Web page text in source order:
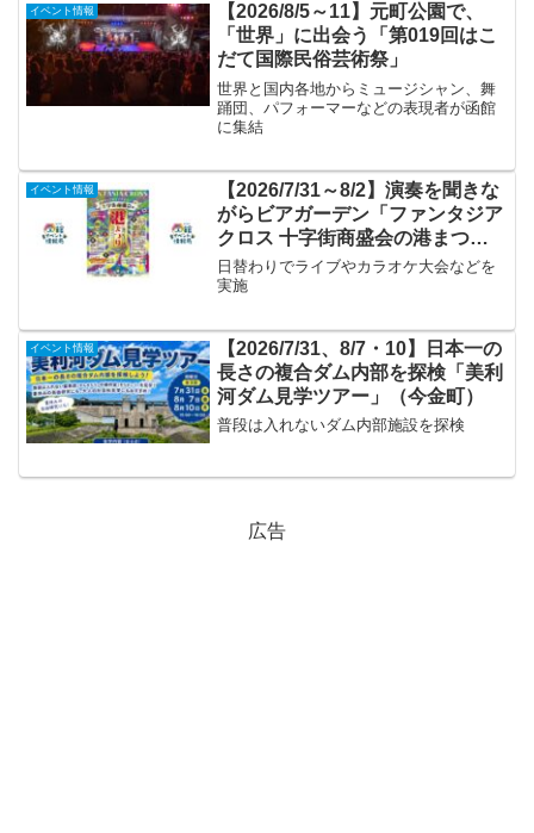
イベント情報
【2026/8/5～11】元町公園で、
「世界」に出会う「第019回はこ
だて国際民俗芸術祭」
世界と国内各地からミュージシャン、舞
踊団、パフォーマーなどの表現者が函館
に集結
イベント情報
【2026/7/31～8/2】演奏を聞きな
がらビアガーデン「ファンタジア
クロス 十字街商盛会の港まつ
り」
日替わりでライブやカラオケ大会などを
実施
イベント情報
【2026/7/31、8/7・10】日本一の
長さの複合ダム内部を探検「美利
河ダム見学ツアー」（今金町）
普段は入れないダム内部施設を探検
広告